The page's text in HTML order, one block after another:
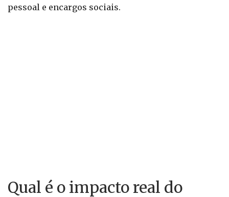
pessoal e encargos sociais.
Qual é o impacto real do